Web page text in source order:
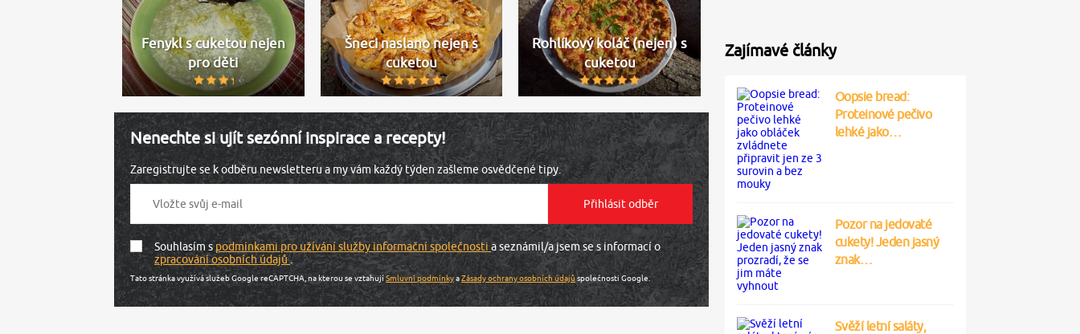
Fenykl s cuketou nejen
pro děti
Šneci naslano nejen s
cuketou
Rohlíkový koláč (nejen) s
cuketou
Nenechte si ujít sezónní inspirace a recepty!
Zaregistrujte se k odběru newsletteru a my vám každý týden zašleme osvědčené tipy.
Souhlasím spodmínkami pro užívání služby informační společnosti a seznámil/a jsem se s informací o
zpracování osobních údajů.
Tato stránka využívá služeb Google reCAPTCHA, na kterou se vztahujíSmluvní podmínkyaZásady ochrany osobních údajůspolečnosti Google.
Zajímavé články
Oopsie bread:
Proteinové pečivo
lehké jako…
Pozor na jedovaté
cukety! Jeden jasný
znak…
Svěží letní saláty,